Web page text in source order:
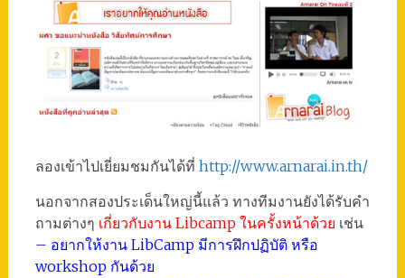
ลองเข้าไปเยี่ยมชมกันได้ที่ http://www.arnarai.in.th/
นอกจากสองประเด็นใหญ่นี้แล้ว ทางทีมงานยังได้รับคำ
ถามต่างๆ เกี่ยวกับงาน Libcamp ในครั้งหน้าด้วย เช่น
– อยากให้งาน LibCamp มีการฝึกปฏิบัติ หรือ
workshop กันด้วย